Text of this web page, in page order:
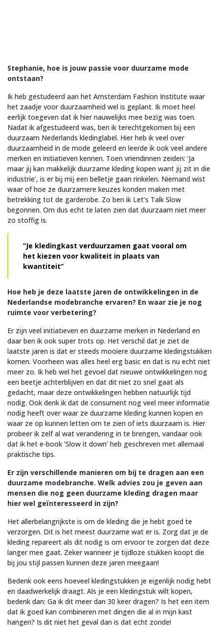
Stephanie, hoe is jouw passie voor duurzame mode
ontstaan?
Ik heb gestudeerd aan het Amsterdam Fashion Institute waar
het zaadje voor duurzaamheid wel is geplant. Ik moet heel
eerlijk toegeven dat ik hier nauwelijks mee bezig was toen.
Nadat ik afgestudeerd was, ben ik terechtgekomen bij een
duurzaam Nederlands kledinglabel. Hier heb ik veel over
duurzaamheid in de mode geleerd en leerde ik ook veel andere
merken en initiatieven kennen. Toen vriendinnen zeiden: ‘Ja
maar jij kan makkelijk duurzame kleding kopen want jij zit in die
industrie’, is er bij mij een belletje gaan rinkelen. Niemand wist
waar of hoe ze duurzamere keuzes konden maken met
betrekking tot de garderobe. Zo ben ik Let’s Talk Slow
begonnen. Om dus echt te laten zien dat duurzaam niet meer
zo stoffig is.
“Je kledingkast verduurzamen gaat vooral om
het kiezen voor kwaliteit in plaats van
kwantiteit”
Hoe heb je deze laatste jaren de ontwikkelingen in de
Nederlandse modebranche ervaren? En waar zie je nog
ruimte voor verbetering?
Er zijn veel initiatieven en duurzame merken in Nederland en
daar ben ik ook super trots op. Het verschil dat je ziet de
laatste jaren is dat er steeds mooiere duurzame kledingstukken
komen. Voorheen was alles heel erg basic en dat is nu echt niet
meer zo. Ik heb wel het gevoel dat nieuwe ontwikkelingen nog
een beetje achterblijven en dat dit niet zo snel gaat als
gedacht, maar deze ontwikkelingen hebben natuurlijk tijd
nodig. Ook denk ik dat de consument nog veel meer informatie
nodig heeft over waar ze duurzame kleding kunnen kopen en
waar ze op kunnen letten om te zien of iets duurzaam is. Hier
probeer ik zelf al wat verandering in te brengen, vandaar ook
dat ik het e-book ‘Slow it down’ heb geschreven met allemaal
praktische tips.
Er zijn verschillende manieren om bij te dragen aan een
duurzame modebranche. Welk advies zou je geven aan
mensen die nog geen duurzame kleding dragen maar
hier wel geïnteresseerd in zijn?
Het allerbelangrijkste is om de kleding die je hebt goed te
verzorgen. Dit is het meest duurzame wat er is. Zorg dat je de
kleding repareert als dit nodig is om ervoor te zorgen dat deze
langer mee gaat. Zeker wanneer je tijdloze stukken koopt die
bij jou stijl passen kunnen deze jaren meegaan!
Bedenk ook eens hoeveel kledingstukken je eigenlijk nodig hebt
en daadwerkelijk draagt. Als je een kledingstuk wilt kopen,
bedenk dan: Ga ik dit meer dan 30 keer dragen? Is het een item
dat ik goed kan combineren met dingen die al in mijn kast
hangen? Is dit niet het geval dan is dat echt zonde!